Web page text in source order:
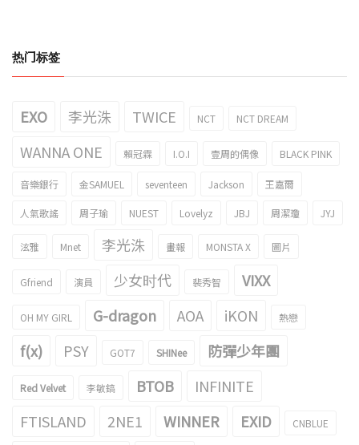
热门标签
EXO 李光洙 TWICE NCT NCT DREAM
WANNA ONE 賴冠霖 I.O.I 壹周的偶像 BLACK PINK
音樂銀行 金SAMUEL seventeen Jackson 王嘉爾
人氣歌謠 周子瑜 NUEST Lovelyz JBJ 周潔瓊 JYJ
泫雅 Mnet 李光洙 畫報 MONSTA X 圖片
Gfriend 演員 少女时代 裴秀智 VIXX
OH MY GIRL G-dragon AOA iKON 熱戀
f(x) PSY GOT7 SHINee 防彈少年團
Red Velvet 李敏鎬 BTOB
INFINITE
FTISLAND
2NE1 WINNER EXID CNBLUE